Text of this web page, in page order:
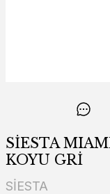
SİESTA
KOYU GRİ
SİESTA